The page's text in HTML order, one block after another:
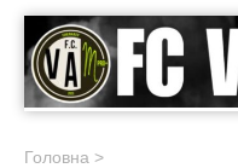
Головна >